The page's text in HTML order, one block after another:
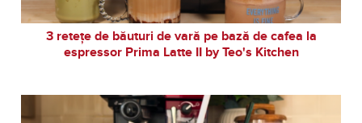
3 retețe de băuturi de vară pe bază de cafea la
espressor Prima Latte II by Teo's Kitchen